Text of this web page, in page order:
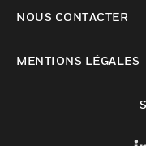
NOUS CONTACTER
MENTIONS LÉGALES